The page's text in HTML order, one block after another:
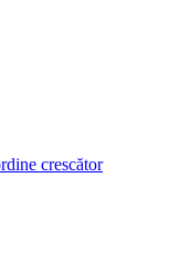
crescător